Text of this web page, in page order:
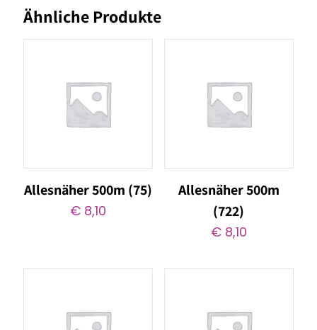
Ähnliche Produkte
Allesnäher 500m (75)
€ 8,10
Allesnäher 500m
(722)
€8,10